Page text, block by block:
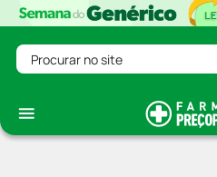
Procurar no site